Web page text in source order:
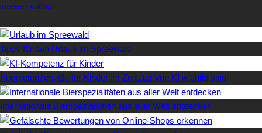
wissen sollten
Tipps für den Urlaub im Spreewald
Kompetenzen, die für Kinder im Zeitalter von KI wichtig sind
Internationale Bierspezialitäten aus aller Welt entdecken